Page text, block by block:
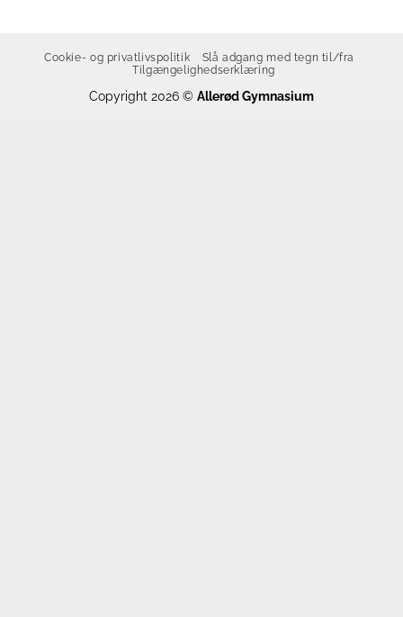
Cookie- og privatlivspolitik
Slå adgang med tegn til/fra
Tilgængelighedserklæring
Copyright 2026 © Allerød Gymnasium